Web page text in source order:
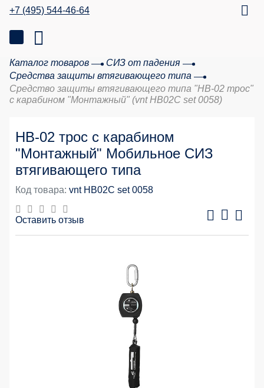
+7 (495) 544-46-64
Каталог товаров
СИЗ от падения
Средства защиты втягивающего типа
Средство защиты втягивающего типа "НВ-02 трос"
с карабином "Монтажный" (vnt HB02C set 0058)
НВ-02 трос с карабином
"Монтажный" Мобильное СИЗ
втягивающего типа
Код товара: vnt HB02C set 0058
Оставить отзыв